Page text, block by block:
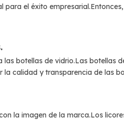
el éxito
botellas de vidrio.Las botellas
calidad y transparencia de las
la imagen de la marca.Los